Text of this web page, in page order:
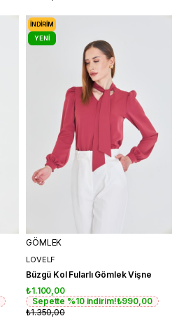
GÖMLEK
LOVELF
Büzgü Kol Fularlı Gömlek Vişne
₺1.100,00
Sepette %10 indirim!₺990,00
₺1.350,00
İNDIRIM
YENI